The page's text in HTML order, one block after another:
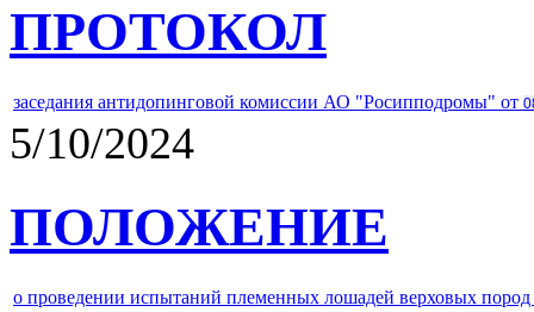
ПРОТОКОЛ
заседания антидопинговой комиссии АО "Росипподромы" от
5/10/2024
ПОЛОЖЕНИЕ
о проведении испытаний племенных лошадей верховых